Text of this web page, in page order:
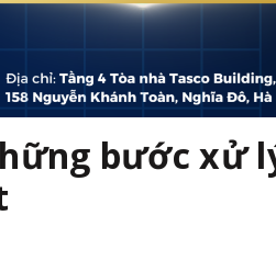
bước xử